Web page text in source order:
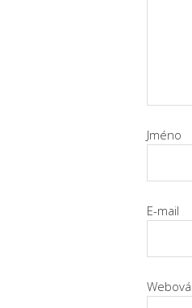
Jméno
E-mail